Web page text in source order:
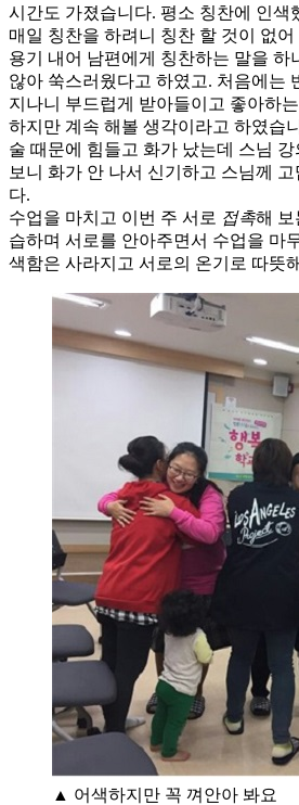
시간도 가졌습니다. 평소 칭찬에 인색
매일 칭찬을 하려니 칭찬 할 것이 없
용기 내어 남편에게 칭찬하는 말을 하
않아 쑥스러웠다고 하였고. 처음에는
지나니 부드럽게 받아들이고 좋아하
하지만 계속 해볼 생각이라고 하였습
술 때문에 힘들고 화가 났는데 스님
보니 화가 안 나서 신기하고 스님께
다.
수업을 마치고 이번 주 서로 접촉해 보
습하며 서로를 안아주면서 수업을 마
색함은 사라지고 서로의 온기로 따뜻
▲ 어색하지만 꼭 껴안아 봐요